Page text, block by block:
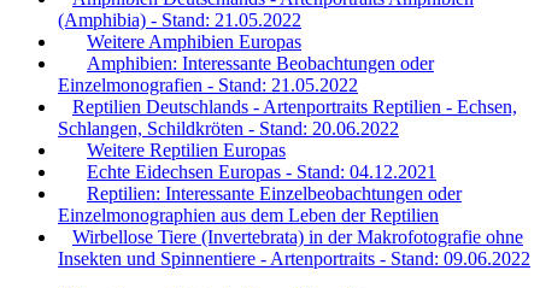
(Amphibia) - Stand: 21.05.2022
Weitere Amphibien Europas
Amphibien: Interessante Beobachtungen oder
Einzelmonografien - Stand: 21.05.2022
Reptilien Deutschlands - Artenportraits Reptilien - Echsen,
Schlangen, Schildkröten - Stand: 20.06.2022
Weitere Reptilien Europas
Echte Eidechsen Europas - Stand: 04.12.2021
Reptilien: Interessante Einzelbeobachtungen oder
Einzelmonographien aus dem Leben der Reptilien
Wirbellose Tiere (Invertebrata) in der Makrofotografie ohne
Insekten und Spinnentiere - Artenportraits - Stand: 09.06.2022